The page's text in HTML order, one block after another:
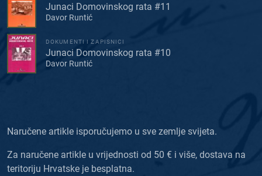
Junaci Domovinskog rata #11
Davor Runtić
DOKUMENTI I ZAPISNICI
Junaci Domovinskog rata #10
Davor Runtić
Naručene artikle isporučujemo u sve zemlje svijeta.
Za naručene artikle u vrijednosti od 50 € i više, dostava na
teritoriju Hrvatske je besplatna.